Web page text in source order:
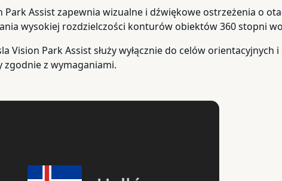
Park Assist zapewnia wizualne i dźwiękowe ostrzeżenia o
wysokiej rozdzielczości konturów obiektów 360 stopni
Vision Park Assist służy wyłącznie do celów
zgodnie z wymaganiami.